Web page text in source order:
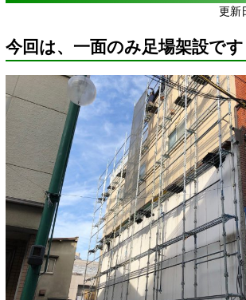
更新
今回は、一面のみ足場架設です